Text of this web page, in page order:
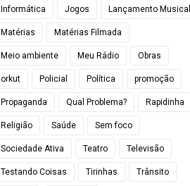
Informática Jogos Lançamento Musical
Matérias Matérias Filmada
Meio ambiente Meu Rádio Obras
orkut Policial Política promoção
Propaganda Qual Problema? Rapidinha
Religião Saúde Sem foco
Sociedade Ativa Teatro Televisão
Testando Coisas Tirinhas Trânsito